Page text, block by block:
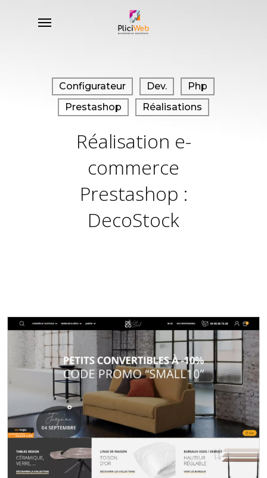
Menu
Configurateur Dev.
Php
Prestashop
Réalisations
Réalisation e-
commerce
Prestashop :
DecoStock